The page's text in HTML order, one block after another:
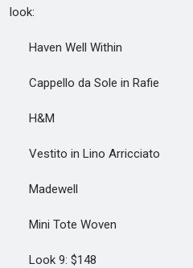
look:
Haven Well Within
Cappello da Sole in Rafie
H&M
Vestito in Lino Arricciato
Madewell
Mini Tote Woven
Look 9: $148